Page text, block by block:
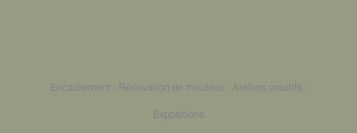
Encadrement - Rénovation de meubles - Ateliers créatifs -
Expositions